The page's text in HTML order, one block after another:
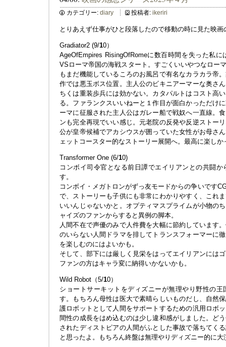
カテゴリー: diary 投稿者: ikeriri
とりあえず仕事がひと段落したので移動の時に見た映画
Gradiator2 (9/10）
AgeOfEmpires RisingOfRomeに数百時間を失った私
VSローマ帝国の海戦スタート。すごくいいやつなロー
もまだ機能しているころのお風呂で有名なカラカラ帝
作では悪玉ボス位置。主人公のビキニアーマーな奥さ
ちくは重装歩兵には効かない。カタパルトはコスト高
る。ファランクスいいねーと１作目が面白かっただけ
ーマに征服された主人公はガレー船で戦奴へ一直線。
ンも完全再現でいい感じ。元老院の反発や反逆ストー
公が皇帝候補でアカシウスが囲っていた女性がお母さ
ェットコースター的なストーリー展開へ。最高に楽しか
Transformer One (6/10)
コンボイ司令官となる前日譚でエイリアンとの共闘
す。
コンボイ・メガトロンがずっ友モードからの争いです
で、ストーリーも子供にも非常にわかりやすく、これ
いいんじゃないかと。オプティマスプライムが小物の
ャイズのファンからすると異例の脚本。
人間不在で声優のみで人件費を大幅に節約しています
のいらない人間ドラマを排してトランスフォーマーに
を楽しむのにはよいかも。
そして、部下には厳しく見栄をはってエイリアンには
ファンの方はキャラ変に納得いかないかも。
Wild Robot（5/10）
ショートサーキットをディズニーが無理やり野性の
す。もちろん母性は医大で素晴らしいものだし、自然
護ロボットとして人間をサポートするための汎用ロボ
間性の成長をはめ込むのは少し違和感がしました。ど
されたディストピアの人間がふとした事故で落ちてく
と思ったよ。もちろん終盤は無理やりディズニー的に